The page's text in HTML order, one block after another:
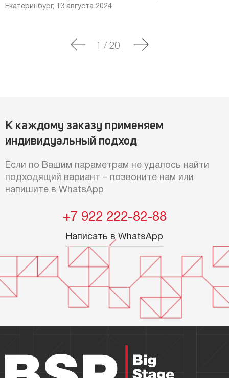
Екатеринбург, 13 августа 2024
1 / 20
К каждому заказу применяем
индивидуальный подход
Если по Вашим параметрам не удалось найти
подходящий вариант – позвоните нам или
напишите в WhatsApp
+7 922 222-82-88
Написать в WhatsApp